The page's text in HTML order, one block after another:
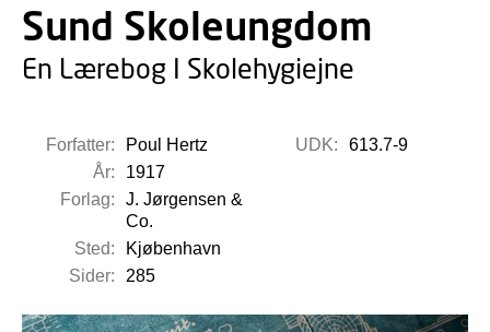
Sund Skoleungdom
En Lærebog I Skolehygiejne
Forfatter:
Poul Hertz
År:
1917
Forlag:
J. Jørgensen &
Co.
Sted:
Kjøbenhavn
Sider:
285
UDK: 613.7-9